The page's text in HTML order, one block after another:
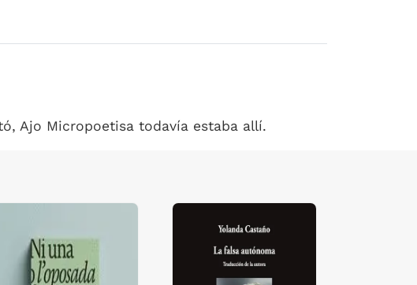
Ajo Micropoetisa todavía estaba allí.